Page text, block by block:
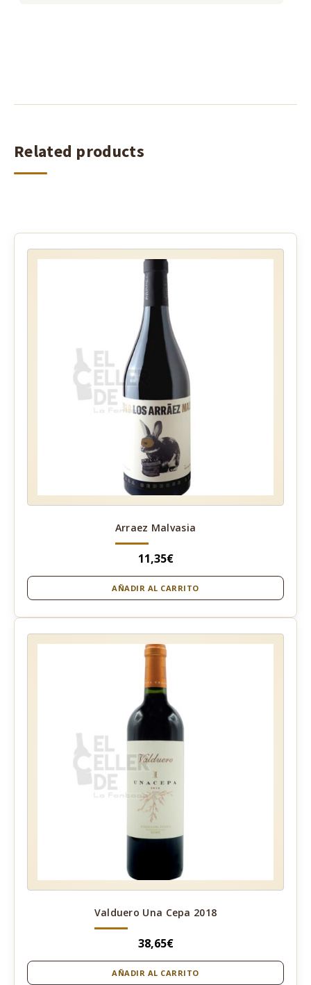
Related products
Arraez Malvasia
11,35€
AÑADIR AL CARRITO
Valduero Una Cepa 2018
38,65€
AÑADIR AL CARRITO